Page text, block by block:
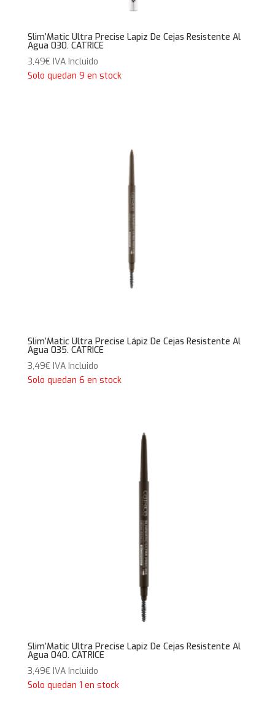
Slim’Matic Ultra Precise Lapiz De Cejas Resistente Al
Agua 030. CATRICE
3,49€ IVA Incluido
Solo quedan 9 en stock
Slim’Matic Ultra Precise Lápiz De Cejas Resistente Al
Agua 035. CATRICE
3,49€ IVA Incluido
Solo quedan 6 en stock
Slim’Matic Ultra Precise Lapiz De Cejas Resistente Al
Agua 040. CATRICE
3,49€ IVA Incluido
Solo quedan 1 en stock